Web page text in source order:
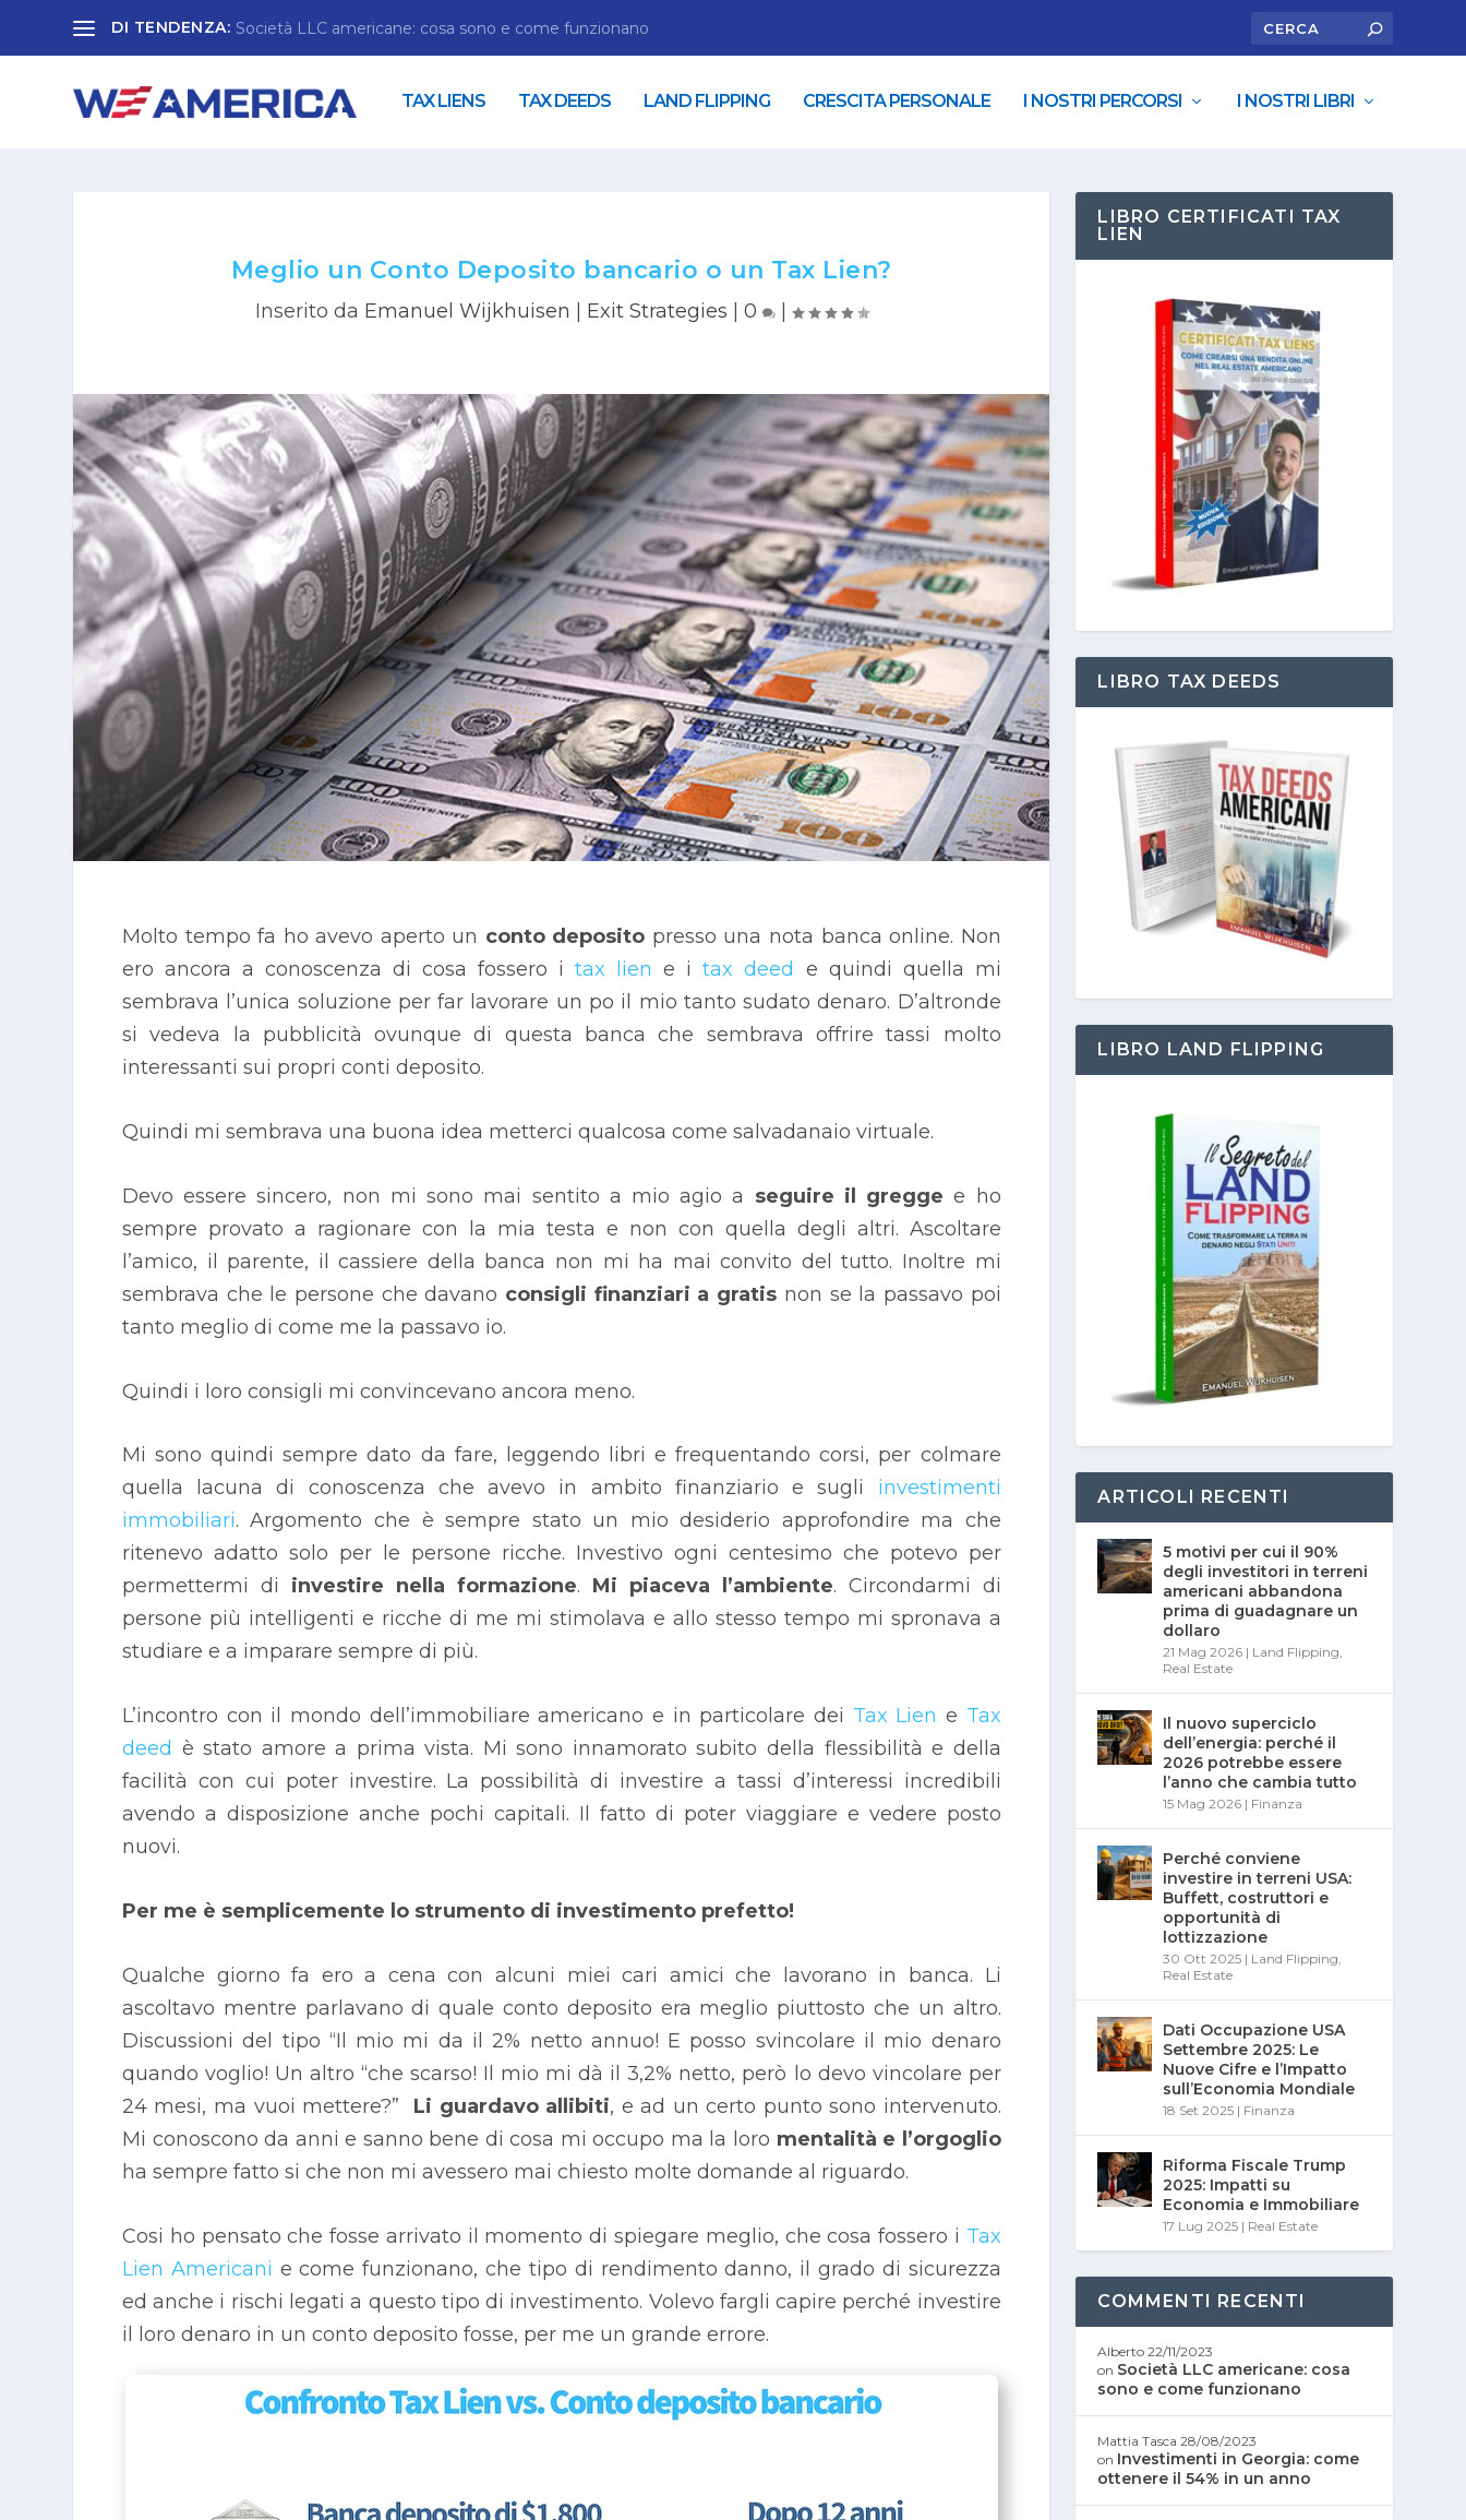
DI TENDENZA: Società LLC americane: cosa sono e come funzionano
TAX LIENS TAX DEEDS LAND FLIPPING CRESCITA PERSONALE I NOSTRI PERCORSI I NOSTRI LIBRI
Meglio un Conto Deposito bancario o un Tax Lien?
Inserito da Emanuel Wijkhuisen Exit Strategies 0 |
Molto tempo fa ho avevo aperto un conto deposito presso una nota banca online. Non
ero ancora a conoscenza di cosa fossero itax lien e itax deed
e quindi quella mi
sembrava l’unica soluzione per far lavorare un po il mio tanto sudato denaro. D’altronde
si vedeva la pubblicità ovunque di questa banca che sembrava offrire tassi molto
interessanti sui propri conti deposito.
Quindi mi sembrava una buona idea metterci qualcosa come salvadanaio virtuale.
Devo essere sincero, non mi sono mai sentito a mio agio a seguire il gregge e ho
sempre provato a ragionare con la mia testa e non con quella degli altri. Ascoltare
l’amico, il parente, il cassiere della banca non mi ha mai convito del tutto. Inoltre mi
sembrava che le persone che davano consigli finanziari a gratis non se la passavo poi
tanto meglio di come me la passavo io.
Quindi i loro consigli mi convincevano ancora meno.
Mi sono quindi sempre dato da fare, leggendo libri e frequentando corsi, per colmare
quella lacuna di conoscenza che avevo in ambito finanziario e sugli investimenti
immobiliari. Argomento che è sempre stato un mio desiderio approfondire ma che
ritenevo adatto solo per le persone ricche. Investivo ogni centesimo che potevo per
permettermi di investire nella formazione. Mi piaceva l’ambiente. Circondarmi di
persone più intelligenti e ricche di me mi stimolava e allo stesso tempo mi spronava a
studiare e a imparare sempre di più.
L’incontro con il mondo dell’immobiliare americano e in particolare dei Tax Lien e Tax
deed è stato amore a prima vista. Mi sono innamorato subito della flessibilità e della
facilità con cui poter investire. La possibilità di investire a tassi d’interessi incredibili
avendo a disposizione anche pochi capitali. Il fatto di poter viaggiare e vedere posto
nuovi.
Per me è semplicemente lo strumento di investimento prefetto!
Qualche giorno fa ero a cena con alcuni miei cari amici che lavorano in banca. Li
ascoltavo mentre parlavano di quale conto deposito era meglio piuttosto che un altro.
Discussioni del tipo “Il mio mi da il 2% netto annuo! E posso svincolare il mio denaro
quando voglio! Un altro “che scarso! Il mio mi dà il 3,2% netto, però lo devo vincolare per
24 mesi, ma vuoi mettere?”
Li guardavo allibiti, e ad un certo punto sono intervenuto.
Mi conoscono da anni e sanno bene di cosa mi occupo ma la loro mentalità e l’orgoglio
ha sempre fatto si che non mi avessero mai chiesto molte domande al riguardo.
Cosi ho pensato che fosse arrivato il momento di spiegare meglio, che cosa fossero i Tax
Lien Americani e come funzionano, che tipo di rendimento danno, il grado di sicurezza
ed anche i rischi legati a questo tipo di investimento. Volevo fargli capire perché investire
il loro denaro in un conto deposito fosse, per me un grande errore.
LIBRO CERTIFICATI TAX
LIEN
LIBRO TAX DEEDS
LIBRO LAND FLIPPING
ARTICOLI RECENTI
5 motivi per cui il 90%
degli investitori in terreni
americani abbandona
prima di guadagnare un
dollaro
21 Mag 2026 | Land Flipping
Real Estate
Il nuovo superciclo
dell’energia: perché il
2026 potrebbe essere
l’anno che cambia tutto
15 Mag 2026 | Finanza
Perché conviene
investire in terreni USA:
Buffett, costruttori e
opportunità di
lottizzazione
30 Ott 2025 | Land Flipping
Real Estate
Dati Occupazione USA
Settembre 2025: Le
Nuove Cifre e l’Impatto
sull’Economia Mondiale
18 Set 2025 | Finanza
Riforma Fiscale Trump
2025: Impatti su
Economia e Immobiliare
17 Lug 2025 | Real Estate
COMMENTI RECENTI
Alberto 22/11/2023
on Società LLC americane: cosa
sono e come funzionano
Mattia Tasca 28/08/2023
on Investimenti in Georgia: come
ottenere il 54% in un anno